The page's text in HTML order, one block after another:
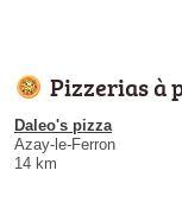
Pizzerias à
Daleo's pizza
Azay-le-Ferron
14 km